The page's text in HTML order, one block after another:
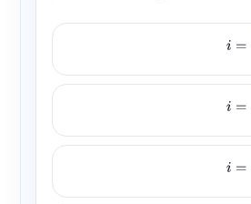
i =V
i =V
i =V